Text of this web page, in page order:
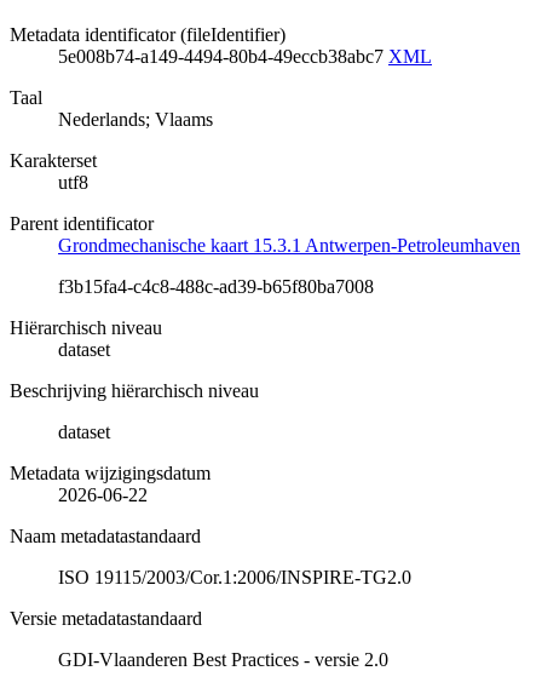
Metadata identificator (fileIdentifier)
5e008b74-a149-4494-80b4-49eccb38abc7 XML
Taal
Nederlands; Vlaams
Karakterset
utf8
Parent identificator
Grondmechanische kaart 15.3.1 Antwerpen-Petroleumhaven
f3b15fa4-c4c8-488c-ad39-b65f80ba7008
Hiërarchisch niveau
dataset
Beschrijving hiërarchisch niveau
dataset
Metadata wijzigingsdatum
2026-06-22
Naam metadatastandaard
ISO 19115/2003/Cor.1:2006/INSPIRE-TG2.0
Versie metadatastandaard
GDI-Vlaanderen Best Practices - versie 2.0